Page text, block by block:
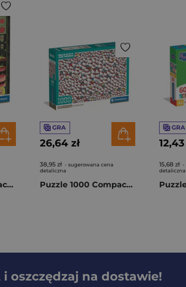
Puzzle 1000 Compact Rick and Morty 37512
GRA
26,64 zł
38,95 zł - sugerowana cena
detaliczna
Puzzle 1000 Compact Impossible Hello Kitty 37119
GRA
12,43
15,68 zł -
detaliczna
i oszczędzaj na dostawie!